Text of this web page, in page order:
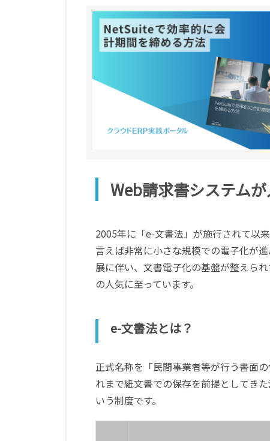
Web請求書システム
2005年に「e-文書法」が施行されて以
言えば非常に小さな規模での電子化が
展に伴い、文書電子化の基盤が整えら
の人気に至っています。
e-文書法とは？
正式名称を「民間事業者等が行う書面
れまで紙文書での保存を前提としてき
いう制度です。